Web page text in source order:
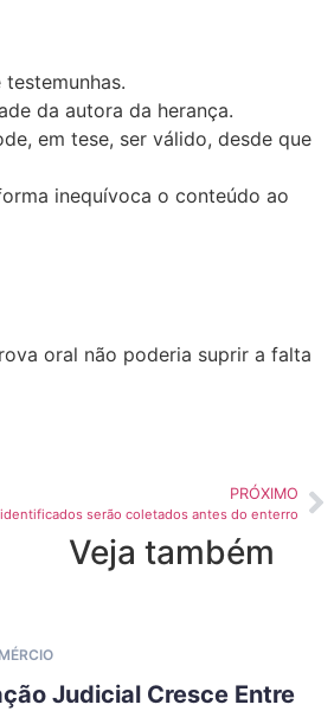
da autora da herança.
em tese, ser válido, desde que
inequívoca o conteúdo ao
oral não poderia suprir a falta
PRÓXIMO
serão coletados antes do enterro
Veja também
Judicial Cresce Entre